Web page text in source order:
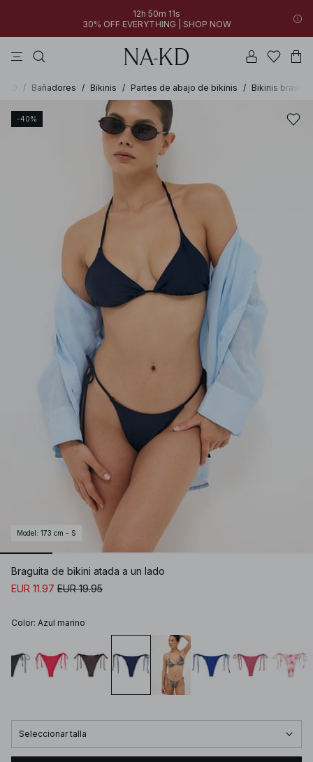
12h 50m 11s
30% OFF EVERYTHING | SHOP NOW
/ Bañadores / Bikinis / Partes de abajo de bikinis / Bikinis
-40%
Model : 173 cm - S
Braguita de bikini atada a un lado
EUR 11.97 EUR 19.95
Color: Azul marino
Seleccionar talla